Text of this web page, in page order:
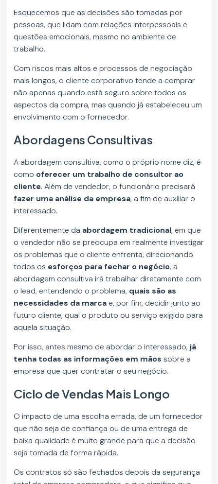
Esquecemos que as decisões são tomadas por
pessoas, que lidam com relações interpessoais e
questões emocionais, mesmo no ambiente de
trabalho.
Com riscos mais altos e processos de negociação
mais longos, o cliente corporativo tende a comprar
não apenas quando está seguro sobre todos os
aspectos da compra, mas quando já estabeleceu um
envolvimento com o fornecedor.
Abordagens Consultivas
A abordagem consultiva, como o próprio nome diz, é
como oferecer um trabalho de consultor ao
cliente. Além de vendedor, o funcionário precisará
fazer uma análise da empresa, a fim de auxiliar o
interessado.
Diferentemente da abordagem tradicional, em que
o vendedor não se preocupa em realmente investigar
os problemas que o cliente enfrenta, direcionando
todos os esforços para fechar o negócio, a
abordagem consultiva irá trabalhar diretamente com
o lead, entendendo o problema, quais são as
necessidades da marcae, por fim, decidir junto ao
futuro cliente, qual o produto ou serviço exigido para
aquela situação.
Por isso, antes mesmo de abordar o interessado, já
tenha todas as informações em mãossobre a
empresa que quer contratar o seu negócio.
Ciclo de Vendas Mais Longo
O impacto de uma escolha errada, de um fornecedor
que não seja de confiança ou de uma entrega de
baixa qualidade é muito grande para que a decisão
seja tomada de forma rápida.
Os contratos só são fechados depois da segurança